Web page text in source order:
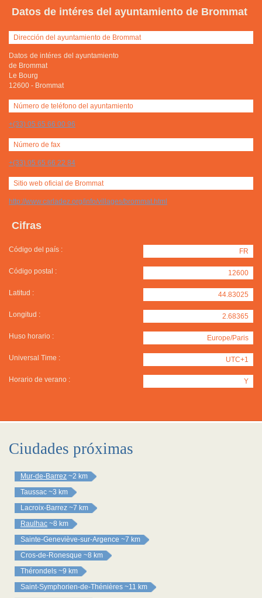
Datos de intéres del ayuntamiento de Brommat
Dirección del ayuntamiento de Brommat
Datos de intéres del ayuntamiento
de Brommat
Le Bourg
12600 - Brommat
Número de teléfono del ayuntamiento
+(33) 05 65 66 00 96
Número de fax
+(33) 05 65 66 22 84
Sitio web oficial de Brommat
http://www.carladez.org/info/villages/brommat.html
Cifras
Código del país : FR
Código postal : 12600
Latitud : 44.83025
Longitud : 2.68365
Huso horario : Europe/Paris
Universal Time : UTC+1
Horario de verano : Y
Ciudades próximas
Mur-de-Barrez ~2 km
Taussac ~3 km
Lacroix-Barrez ~7 km
Raulhac ~8 km
Sainte-Geneviève-sur-Argence ~7 km
Cros-de-Ronesque ~8 km
Thérondels ~9 km
Saint-Symphorien-de-Thénières ~11 km